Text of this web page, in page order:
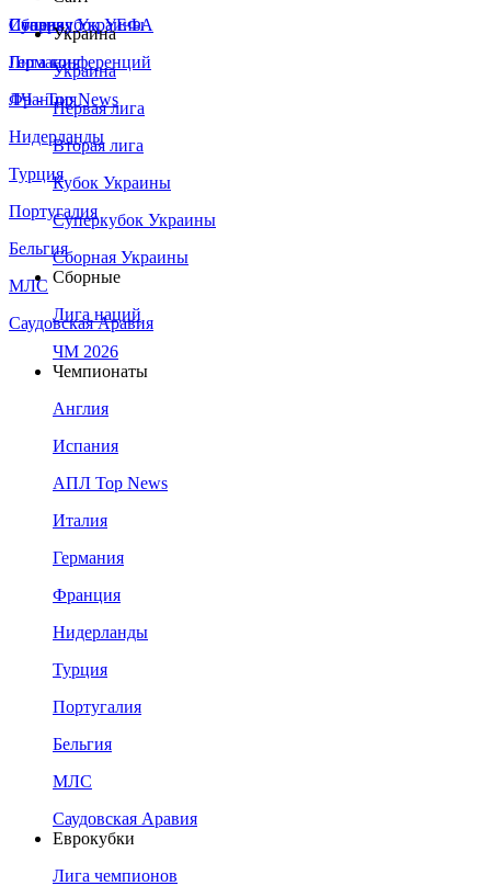
Сборная Украины
Италия
Германия
Франция
Нидерланды
Турция
Португалия
Бельгия
МЛС
Саудовская Аравия
Суперкубок УЕФА
Лига конференций
ЛЧ - Top News
Украина
Украина
Первая лига
Вторая лига
Кубок Украины
Суперкубок Украины
Сборная Украины
Сборные
Лига наций
ЧМ 2026
Чемпионаты
Англия
Испания
АПЛ Top News
Италия
Германия
Франция
Нидерланды
Турция
Португалия
Бельгия
МЛС
Саудовская Аравия
Еврокубки
Лига чемпионов